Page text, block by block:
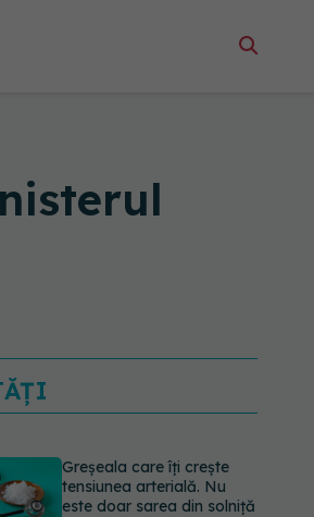
Greșeala care îți crește
tensiunea arterială. Nu
este doar sarea din solniță